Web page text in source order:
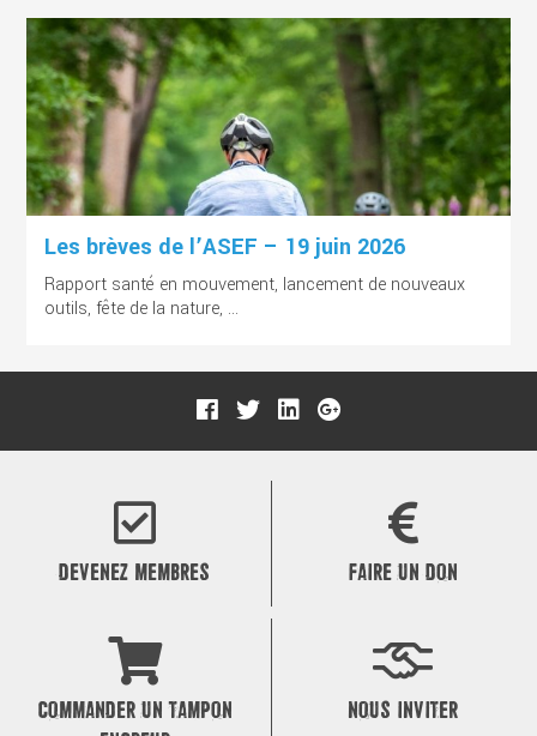
Les brèves de l’ASEF – 19 juin 2026
Rapport santé en mouvement, lancement de nouveaux
outils, fête de la nature, ...
DEVENEZ MEMBRES FAIRE UN DON
COMMANDER UN TAMPON
NOUS INVITER